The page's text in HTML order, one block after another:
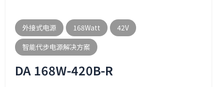
外接式电源 168Watt
42V
智能代步电源解决方案
DA 168W-420B-R